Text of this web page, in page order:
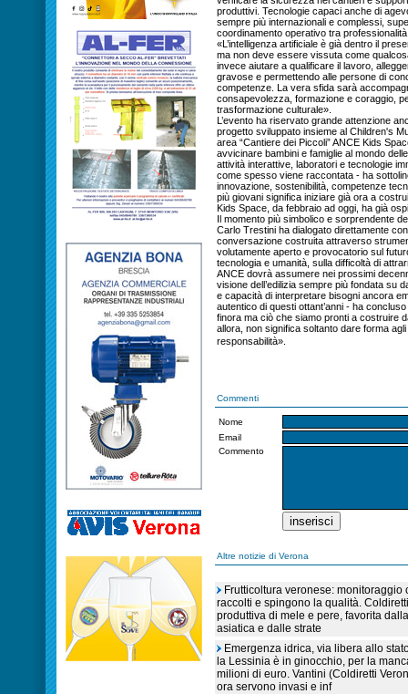
produttivi. Tecnologie capaci anche di
sempre più internazionali e complessi,
coordinamento operativo tra
«L’intelligenza artificiale è già dentro il
ma non deve essere vissuta come
invece aiutare a qualificare il lavoro,
gravose e permettendo alle persone di
competenze. La vera sfida sarà
consapevolezza, formazione e coraggio,
trasformazione culturale».
L’evento ha riservato grande attenzione
progetto sviluppato insieme al Children's
area “Cantiere dei Piccoli” ANCE Kids
avvicinare bambini e famiglie al mondo
attività interattive, laboratori e tecnologie
come spesso viene raccontata - ha
innovazione, sostenibilità, competenze
più giovani significa iniziare già ora a
Kids Space, da febbraio ad oggi, ha già
Il momento più simbolico e sorprendente
Carlo Trestini ha dialogato direttamente
conversazione costruita attraverso
volutamente aperto e provocatorio sul
tecnologia e umanità, sulla difficoltà di
ANCE dovrà assumere nei prossimi
visione dell’edilizia sempre più fondata su
e capacità di interpretare bisogni ancora
autentico di questi ottant’anni - ha
finora ma ciò che siamo pronti a costruire
allora, non significa soltanto dare forma
responsabilità».
Commenti
Nome
Email
Commento
Altre notizie di Verona
Frutticoltura veronese:
raccolti e spingono la qualità.
produttiva di mele e pere, favorita
asiatica e dalle strate
Emergenza idrica, via libera allo
la Lessinia è in ginocchio, per la
milioni di euro. Vantini (Coldiretti
ora servono invasi e inf